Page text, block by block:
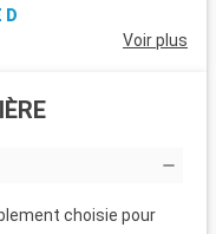
D
Voir plus
choisie pour